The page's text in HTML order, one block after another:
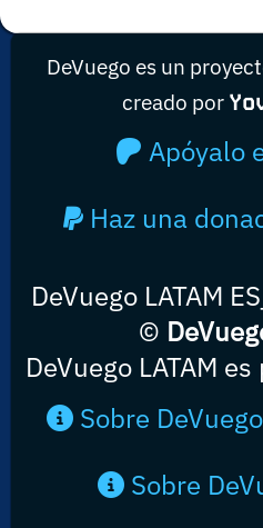
DeVuego es un
creado por
Apóyalo
Haz una
DeVuego LATAM
©
DeVuego LATAM
Sobre
Sobre